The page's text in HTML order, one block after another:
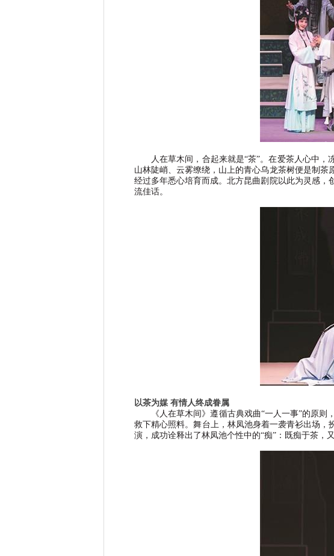
人在草木间，合起来就是“茶”。在爱茶人心中，
山林陡峭、云雾缭绕，山上的青心乌龙茶树便是制茶
经过多年悉心培育而成。北方昆曲剧院以此为灵感
流佳话。
以茶为媒 有情人终成眷属
《人在草木间》遵循古典戏曲“一人一事”的原则
救下精心照料。舞台上，林凤池身着一袭青衫出场，
演，成功诠释出了林凤池个性中的“痴” ：既痴于茶，